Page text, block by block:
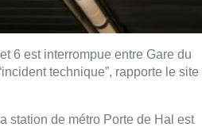
6 est interrompue entre Gare du
technique”, rapporte le site
station de métro Porte de Hal est